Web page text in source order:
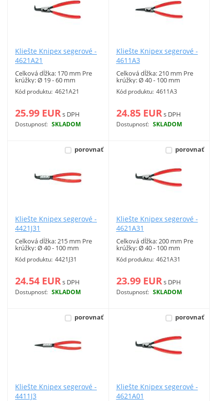
Kliešte Knipex segerové -
4621A21
Celková dĺžka: 170 mm Pre
krúžky: Ø 19 - 60 mm
Kód produktu: 4621A21
25.99 EURs DPH
Dostupnosť: SKLADOM
Viac info
Kliešte Knipex segerové -
4611A3
Celková dĺžka: 210 mm Pre
krúžky: Ø 40 - 100 mm
Kód produktu: 4611A3
24.85 EURs DPH
Dostupnosť: SKLADOM
Viac info
porovnať
Kliešte Knipex segerové -
4421J31
Celková dĺžka: 215 mm Pre
krúžky: Ø 40 - 100 mm
Kód produktu: 4421J31
24.54 EURs DPH
Dostupnosť: SKLADOM
Viac info
porovnať
Kliešte Knipex segerové -
4621A31
Celková dĺžka: 200 mm Pre
krúžky: Ø 40 - 100 mm
Kód produktu: 4621A31
23.99 EURs DPH
Dostupnosť: SKLADOM
Viac info
porovnať
Kliešte Knipex segerové -
4411J3
porovnať
Kliešte Knipex segerové -
4621A01